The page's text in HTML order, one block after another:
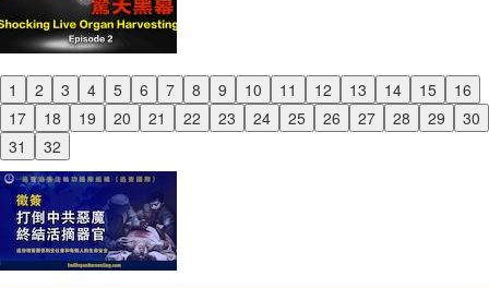
1 2 3 4 5 6 7 8 9 10 11 12 13 14 15
16
17
18 19 20 21 22 23 24 25 26 27 28 29
30
31
32
Previous
Next